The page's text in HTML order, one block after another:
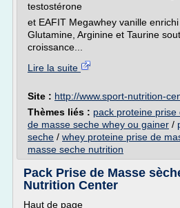
testostérone
et EAFIT Megawhey vanille enrichi
Glutamine, Arginine et Taurine
croissance...
Lire la suite
Site : http://www.sport-nutrition-
Thèmes liés : pack proteine
de masse seche whey ou gainer /
seche / whey proteine prise de
masse seche nutrition
Pack Prise de Masse
Nutrition Center
Haut de page